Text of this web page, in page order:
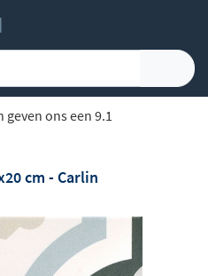
geven ons een 9.1
cm - Carlin